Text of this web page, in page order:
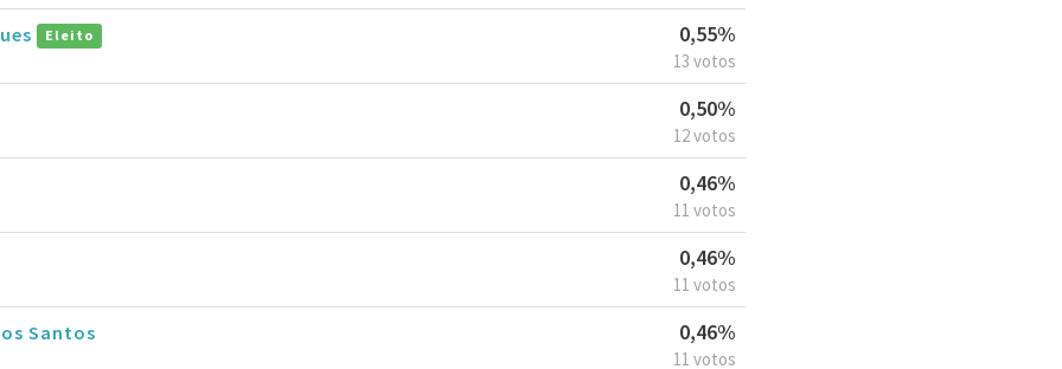
Eleito 0,55%
13 votos
0,50%
12 votos
0,46%
11 votos
0,46%
11 votos
Santos 0,46%
11 votos